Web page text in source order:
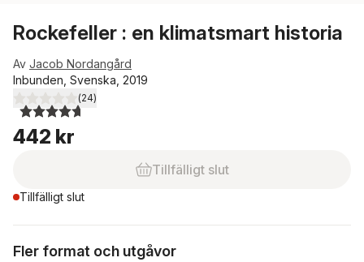
Rockefeller : en klimatsmart historia
Av Jacob Nordangård
Inbunden, Svenska, 2019
4,7utav 5 stjärnor. Totalt antal röster:
(24)
442 kr
Tillfälligt slut
Tillfälligt slut
Fler format och utgåvor